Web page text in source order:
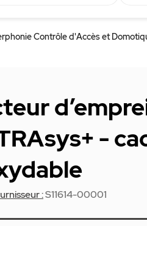
Contrôle d'Accès et
-
:S11614-00001